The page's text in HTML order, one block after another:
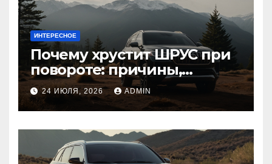
ИНТЕРЕСНОЕ
Почему хрустит ШРУС при
повороте: причины,
диагностика
24 ИЮЛЯ, 2026 ADMIN